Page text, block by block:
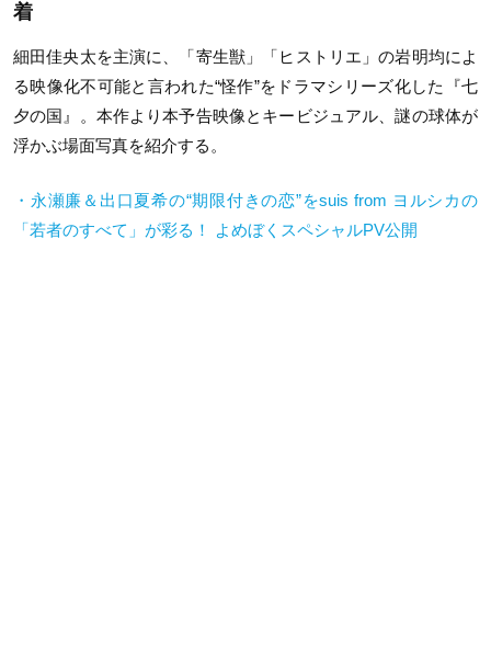
着
細田佳央太を主演に、「寄生獣」「ヒストリエ」の岩明均によ
る映像化不可能と言われた“怪作”をドラマシリーズ化した『七
夕の国』。本作より本予告映像とキービジュアル、謎の球体が
浮かぶ場面写真を紹介する。
・永瀬廉＆出口夏希の“期限付きの恋”をsuis from ヨルシカの
「若者のすべて」が彩る！ よめぼくスペシャルPV公開